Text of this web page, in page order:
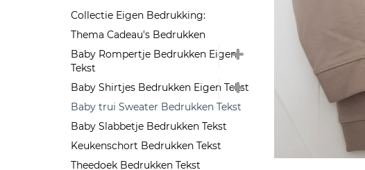
Collectie Eigen Bedrukking:
Thema Cadeau's Bedrukken
Baby Rompertje Bedrukken Eigen
Tekst
Baby Shirtjes Bedrukken Eigen Tekst
Baby trui Sweater Bedrukken Tekst
Baby Slabbetje Bedrukken Tekst
Keukenschort Bedrukken Tekst
Theedoek Bedrukken Tekst